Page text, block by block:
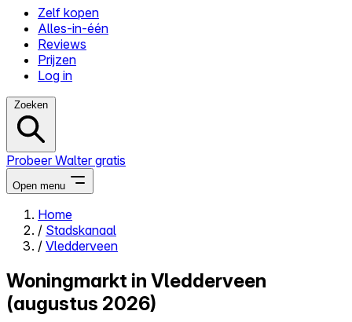
Zelf kopen
Alles-in-één
Reviews
Prijzen
Log in
Zoeken
Probeer Walter gratis
Open menu
Close menu
Home
/ Stadskanaal
/ Vledderveen
Woningmarkt in Vledderveen
(augustus 2026)